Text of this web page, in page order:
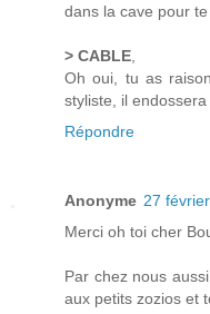
dans la cave pour
> CABLE
Oh oui, tu as
styliste, il
Répondre
Anonyme 27
Merci oh toi cher
Par chez nous
aux petits zozios et